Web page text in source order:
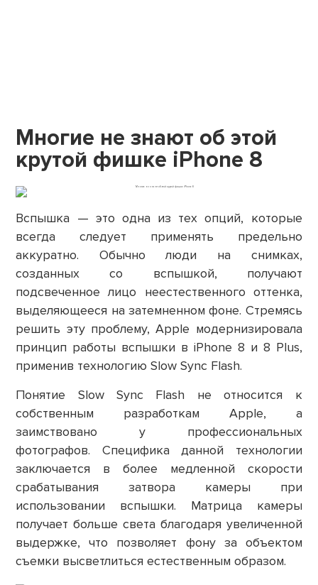
Многие не знают об этой
крутой фишке iPhone 8
Вспышка — это одна из тех опций, которые
всегда следует применять предельно
аккуратно. Обычно люди на снимках,
созданных со вспышкой, получают
подсвеченное лицо неестественного оттенка,
выделяющееся на затемненном фоне. Стремясь
решить эту проблему, Apple модернизировала
принцип работы вспышки в iPhone 8 и 8 Plus,
применив технологию Slow Sync Flash.
Понятие Slow Sync Flash не относится к
собственным разработкам Apple, а
заимствовано у профессиональных
фотографов. Специфика данной технологии
заключается в более медленной скорости
срабатывания затвора камеры при
использовании вспышки. Матрица камеры
получает больше света благодаря увеличенной
выдержке, что позволяет фону за объектом
съемки высветлиться естественным образом.